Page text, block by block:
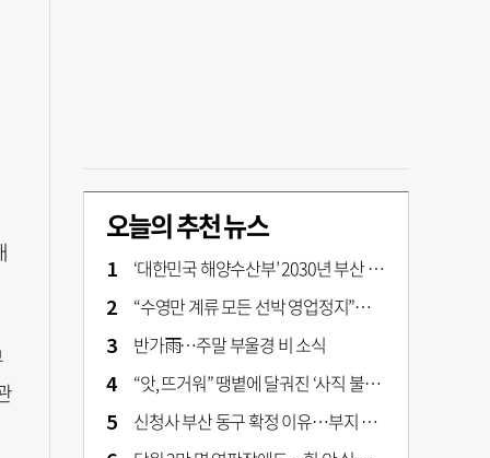
오늘의 추천 뉴스
‘대한민국 해양수산부’ 2030년 부산 북항시대 연다
“수영만 계류 모든 선박 영업정지”… 재개발 속도전
반가雨…주말 부울경 비 소식
“앗, 뜨거워” 땡볕에 달궈진 ‘사직 불가마’ 관중석 무려 70도
신청사 부산 동구 확정 이유…부지 용이성·접근성·집적 가능성이 운명 갈랐다 [해수부 북항 시대]